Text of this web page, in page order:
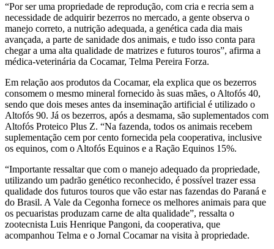
“Por ser uma propriedade de reprodução, com cria e recria sem a
necessidade de adquirir bezerros no mercado, a gente observa o
manejo correto, a nutrição adequada, a genética cada dia mais
avançada, a parte de sanidade dos animais, e tudo isso conta para
chegar a uma alta qualidade de matrizes e futuros touros”, afirma a
médica-veterinária da Cocamar, Telma Pereira Forza.
Em relação aos produtos da Cocamar, ela explica que os bezerros
consomem o mesmo mineral fornecido às suas mães, o Altofós 40,
sendo que dois meses antes da inseminação artificial é utilizado o
Altofós 90. Já os bezerros, após a desmama, são suplementados com
Altofós Proteico Plus Z. “Na fazenda, todos os animais recebem
suplementação cem por cento fornecida pela cooperativa, inclusive
os equinos, com o Altofós Equinos e a Ração Equinos 15%.
“Importante ressaltar que com o manejo adequado da propriedade,
utilizando um padrão genético reconhecido, é possível trazer essa
qualidade dos futuros touros que vão estar nas fazendas do Paraná e
do Brasil. A Vale da Cegonha fornece os melhores animais para que
os pecuaristas produzam carne de alta qualidade”, ressalta o
zootecnista Luis Henrique Pangoni, da cooperativa, que
acompanhou Telma e o Jornal Cocamar na visita à propriedade.